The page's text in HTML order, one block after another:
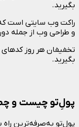
بگیرید.
و طراحی وب از جمله
تخفیفان هر روز
بگیرید.
پولِ‌تو چیست و